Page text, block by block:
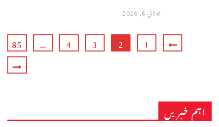
جولائی 6, 2026
1
2
3
4
…
85
اہم خبریں